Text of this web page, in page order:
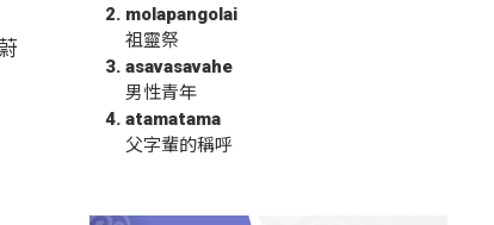
molapangolai
祖靈祭
asavasavahe
男性青年
atamatama
父字輩的稱呼